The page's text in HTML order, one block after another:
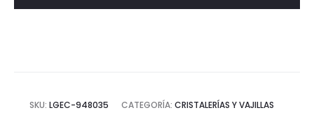
SKU: LGEC-948035 CATEGORÍA: CRISTALERÍAS Y VAJILLAS